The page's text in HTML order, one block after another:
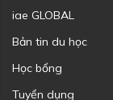
iae GLOBAL
Bản tin du học
Học bổng
Tuyển dụng